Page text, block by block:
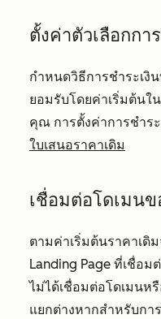
ตั้งค่าตัวเลือกกา
กำหนดวิธีการชำระเงิ
ยอมรับโดยค่าเริ่มต้นใ
คุณ การตั้งค่าการชำระ
ใบเสนอราคาเดิม
เชื่อมต่อโดเมน
ตามค่าเริ่มต้นราคาเดิ
Landing Page ที่เชื่อ
ไม่ได้เชื่อมต่อโดเมนห
แยกต่างหากสำหรับกา